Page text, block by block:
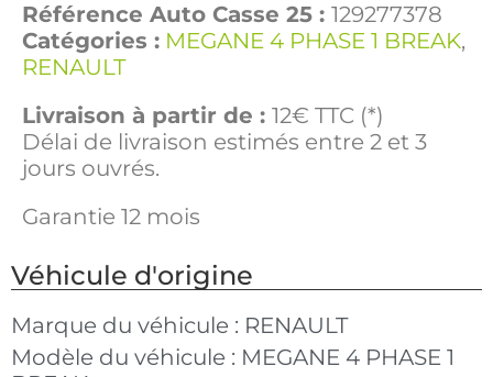
Référence Auto Casse 25 : 129277378
Catégories : MEGANE 4 PHASE 1 BREAK,
RENAULT
Livraison à partir de : 12€ TTC (*)
Délai de livraison estimés entre 2 et 3
jours ouvrés.
Garantie 12 mois
Véhicule d'origine
Marque du véhicule : RENAULT
Modèle du véhicule : MEGANE 4 PHASE 1